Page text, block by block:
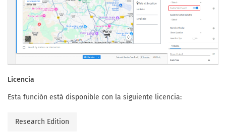
Licencia
Esta función está disponible con la siguiente licencia:
Research Edition